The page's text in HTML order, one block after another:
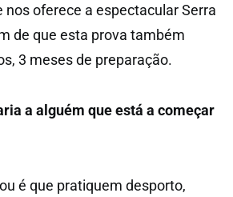
nos oferece a espectacular Serra
de que esta prova também
3 meses de preparação.
a alguém que está a começar
é que pratiquem desporto,